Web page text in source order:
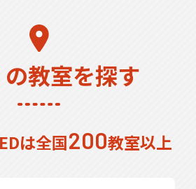
教室を探す
は全国200教室以上